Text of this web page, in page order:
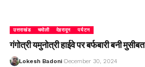
उत्तराखंड चमोली देहरादून पर्यटन
गंगोत्री यमुनोत्री हाईवे पर बर्फबारी बनी मुसीबत
Lokesh Badoni December 30, 2024